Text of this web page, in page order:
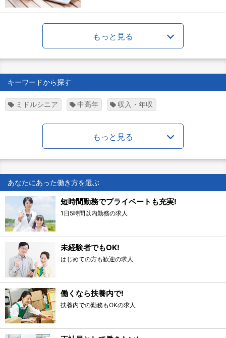
もっと見る
キーワードから探す
ミドルシニア 中高年 収入・年収
もっと見る
あなたにあった働き方を選ぶ
短時間勤務でプライベートも充実!
1日5時間以内勤務の求人
未経験者でもOK!
はじめての方も歓迎の求人
働くなら扶養内で!
扶養内での勤務もOKの求人